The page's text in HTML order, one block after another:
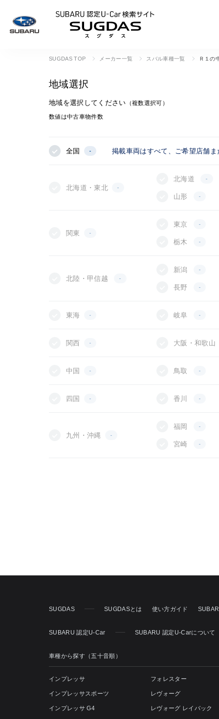
SUGDAS TOP メーカー一覧 スバル車種一覧 Ｒ１の
地域選択
地域を選択してください （複数選択可）
数値は中古車物件数
全国 - 掲載車両はすべて、ご希望店舗
北海道・東北 -
北海道 -
山形 -
関東 -
東京 -
栃木 -
北陸・甲信越 -
新潟 -
長野 -
東海 - 岐阜 -
関西 - 大阪・和歌山
中国 - 鳥取 -
四国 - 香川 -
九州・沖縄 -
福岡 -
宮崎 -
SUGDAS SUGDASとは 使い方ガイド
SUBARU 認定U-Car SUBARU 認定U-Carについて
車種から探す（五十音順）
インプレッサ
インプレッサスポーツ
インプレッサ G4
フォレスター
レヴォーグ
レヴォーグ レイバック